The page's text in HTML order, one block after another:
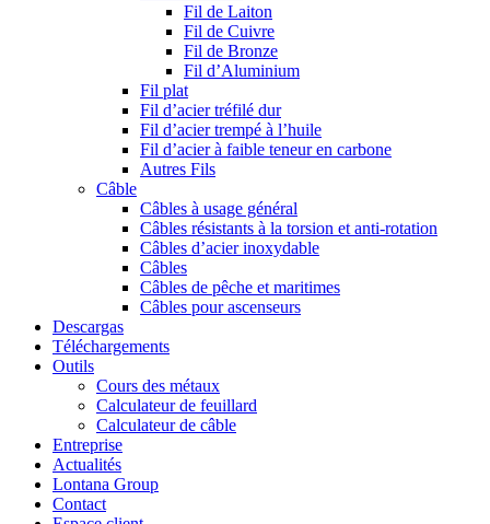
Fil de Laiton
Fil de Cuivre
Fil de Bronze
Fil d’Aluminium
Fil plat
Fil d’acier tréfilé dur
Fil d’acier trempé à l’huile
Fil d’acier à faible teneur en carbone
Autres Fils
Câble
Câbles à usage général
Câbles résistants à la torsion et anti-rotation
Câbles d’acier inoxydable
Câbles
Câbles de pêche et maritimes
Câbles pour ascenseurs
Descargas
Téléchargements
Outils
Cours des métaux
Calculateur de feuillard
Calculateur de câble
Entreprise
Actualités
Lontana Group
Contact